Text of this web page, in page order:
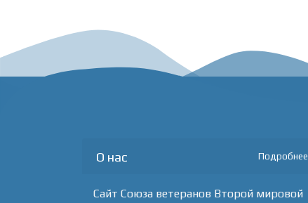
О нас Подробнее
Сайт Союза ветеранов Второй мировой